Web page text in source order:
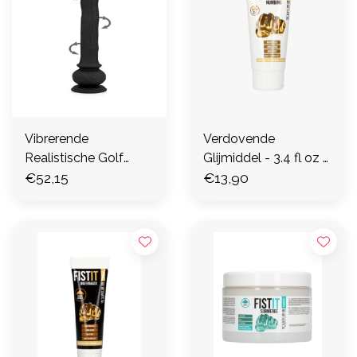
Vibrerende
Realistische Golf
Rijder - Zwart
€52,15
Verdovende
Glijmiddel - 3.4 fl oz /
100 ml
€13,90